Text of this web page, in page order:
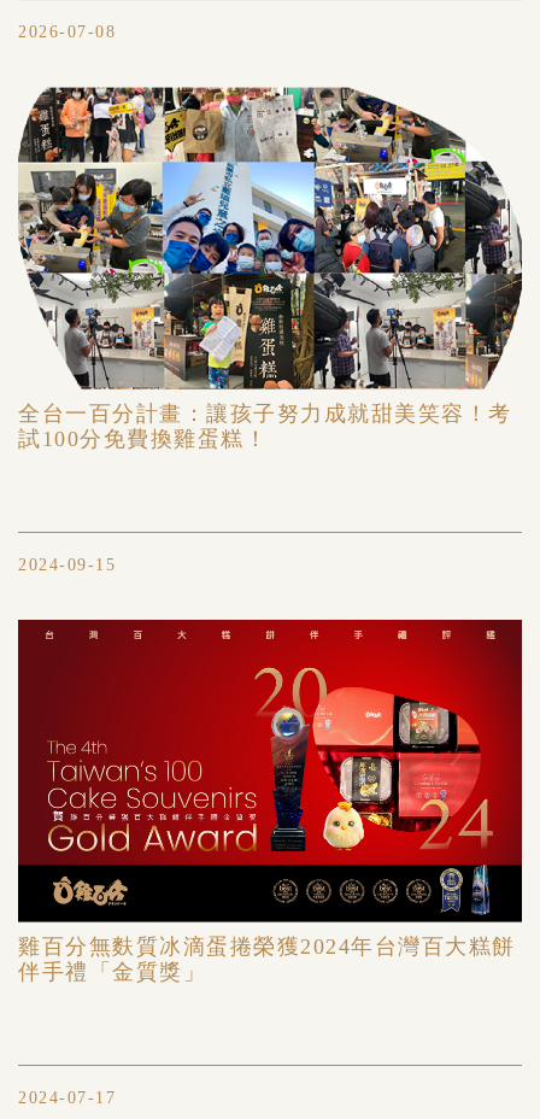
2026-07-08
全台一百分計畫：讓孩子努力成就甜美笑容！考
試100分免費換雞蛋糕！
2024-09-15
雞百分無麩質冰滴蛋捲榮獲2024年台灣百大糕餅
伴手禮「金質獎」
2024-07-17